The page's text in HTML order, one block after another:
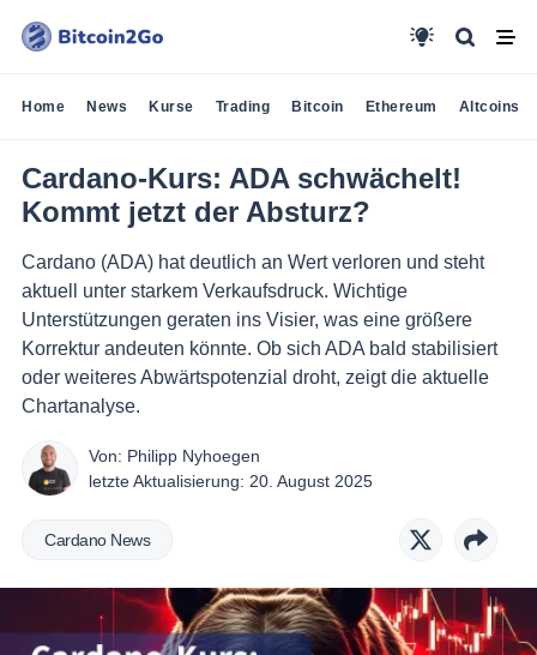
Home News Kurse Trading Bitcoin Ethereum Altcoins
Cardano-Kurs: ADA schwächelt!
Kommt jetzt der Absturz?
Cardano (ADA) hat deutlich an Wert verloren und steht
aktuell unter starkem Verkaufsdruck. Wichtige
Unterstützungen geraten ins Visier, was eine größere
Korrektur andeuten könnte. Ob sich ADA bald stabilisiert
oder weiteres Abwärtspotenzial droht, zeigt die aktuelle
Chartanalyse.
Von: Philipp Nyhoegen
letzte Aktualisierung: 20. August 2025
Cardano News